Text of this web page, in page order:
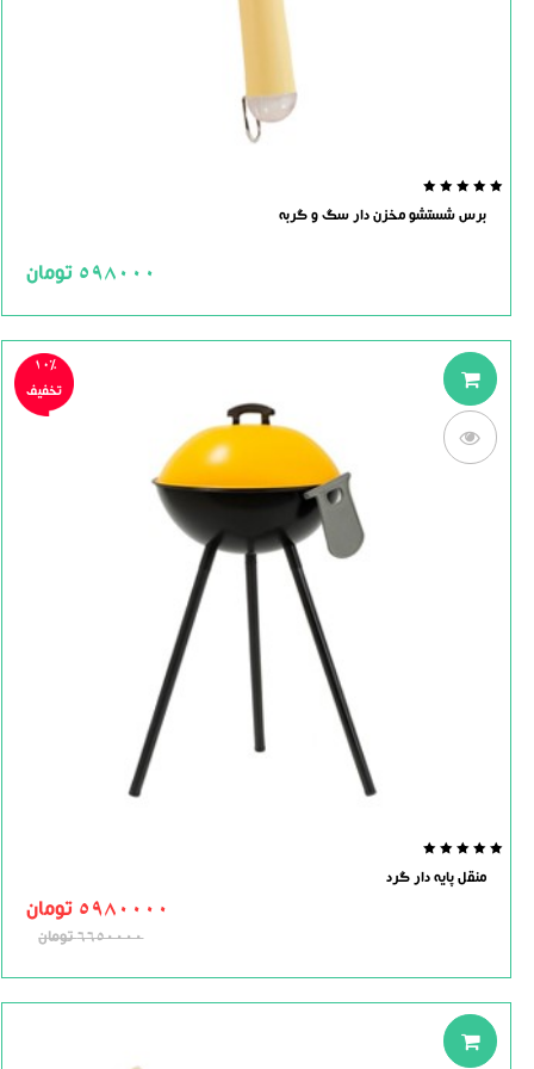
0.0
out
برس شستشو مخزن دار سگ و گربه
598000 تومان
out
10%
تخفیف
منقل پایه دار گرد
5980000 تومان
6650000تومان